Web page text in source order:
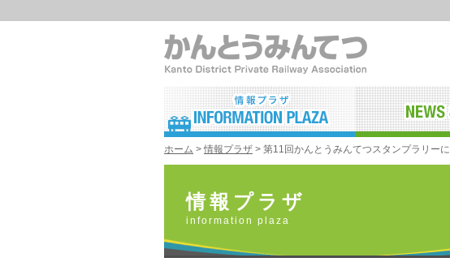
ホーム > 情報プラザ > 第11回かんとうみんてつスタンプラリー
情報プラザ
information plaza